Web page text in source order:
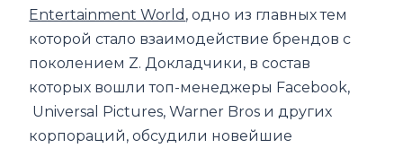
Entertainment World , одно из главных тем
которой стало взаимодействие брендов с
поколением Z. Докладчики, в состав
которых вошли топ-менеджеры Facebook,
Universal Pictures, Warner Bros и других
корпораций, обсудили новейшие